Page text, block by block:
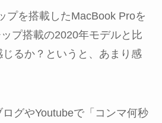
プを搭載したMacBook Proを
プ搭載の2020年モデルと比
るか？というと、あまり感
グやYoutubeで「コンマ何秒